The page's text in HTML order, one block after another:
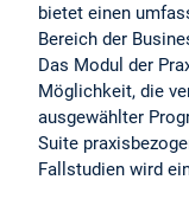
bietet einen
Bereich der
Das Modul der
Möglichkeit, die
ausgewählter
Suite
Fallstudien wird